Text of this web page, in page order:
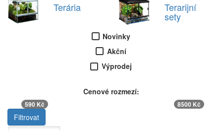
Terária Terarijní
sety
Novinky
Akční
Výprodej
Cenové rozmezí:
590 Kč 8500 Kč